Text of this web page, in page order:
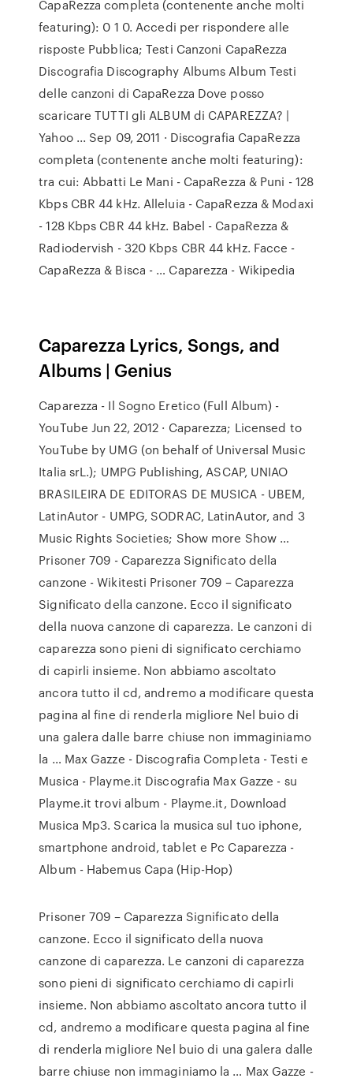
CapaRezza completa (contenente anche molti
featuring): 0 1 0. Accedi per rispondere alle
risposte Pubblica; Testi Canzoni CapaRezza
Discografia Discography Albums Album Testi
delle canzoni di CapaRezza Dove posso
scaricare TUTTI gli ALBUM di CAPAREZZA? |
Yahoo ... Sep 09, 2011 · Discografia CapaRezza
completa (contenente anche molti featuring):
tra cui: Abbatti Le Mani - CapaRezza & Puni - 128
Kbps CBR 44 kHz. Alleluia - CapaRezza & Modaxi
- 128 Kbps CBR 44 kHz. Babel - CapaRezza &
Radiodervish - 320 Kbps CBR 44 kHz. Facce -
CapaRezza & Bisca - … Caparezza - Wikipedia
Caparezza Lyrics, Songs, and
Albums | Genius
Caparezza - Il Sogno Eretico (Full Album) -
YouTube Jun 22, 2012 · Caparezza; Licensed to
YouTube by UMG (on behalf of Universal Music
Italia srL.); UMPG Publishing, ASCAP, UNIAO
BRASILEIRA DE EDITORAS DE MUSICA - UBEM,
LatinAutor - UMPG, SODRAC, LatinAutor, and 3
Music Rights Societies; Show more Show …
Prisoner 709 - Caparezza Significato della
canzone - Wikitesti Prisoner 709 – Caparezza
Significato della canzone. Ecco il significato
della nuova canzone di caparezza. Le canzoni di
caparezza sono pieni di significato cerchiamo
di capirli insieme. Non abbiamo ascoltato
ancora tutto il cd, andremo a modificare questa
pagina al fine di renderla migliore Nel buio di
una galera dalle barre chiuse non immaginiamo
la … Max Gazze - Discografia Completa - Testi e
Musica - Playme.it Discografia Max Gazze - su
Playme.it trovi album - Playme.it, Download
Musica Mp3. Scarica la musica sul tuo iphone,
smartphone android, tablet e Pc Caparezza -
Album - Habemus Capa (Hip-Hop)
Prisoner 709 – Caparezza Significato della
canzone. Ecco il significato della nuova
canzone di caparezza. Le canzoni di caparezza
sono pieni di significato cerchiamo di capirli
insieme. Non abbiamo ascoltato ancora tutto il
cd, andremo a modificare questa pagina al fine
di renderla migliore Nel buio di una galera dalle
barre chiuse non immaginiamo la … Max Gazze -